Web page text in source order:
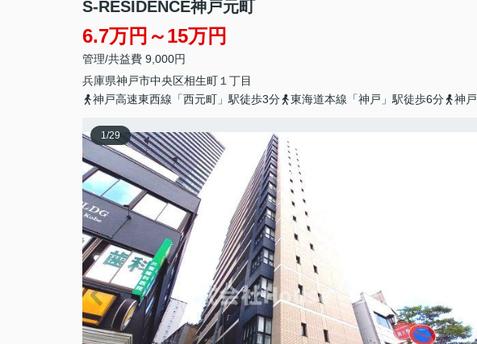
S-RESIDENCE神戸元町
6.7万円～15万円
管理/共益費 9,000円
兵庫県神戸市中央区相生町 １丁目
神戸高速東西線「西元町」駅徒歩3分
東海道本線「神戸」駅徒歩6分 神
1/29